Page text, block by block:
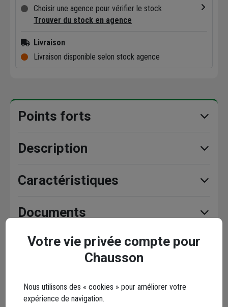
Choisir une agence pour vérifier le stock
Trouver du stock en agence
Livraison
Livraison disponible selon stock agence
Points forts
Description
Caractéristiques
Documents
En complément
Votre vie privée compte pour
Chausson
Nous utilisons des « cookies » pour améliorer votre
expérience de navigation.